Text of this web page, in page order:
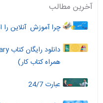
آخرین مطالب
چرا آموزش آنلاین را
همراه کتاب کار)
عبارت 24/7